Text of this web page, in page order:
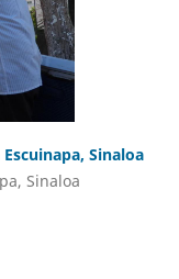
Sinaloa
Sinaloa